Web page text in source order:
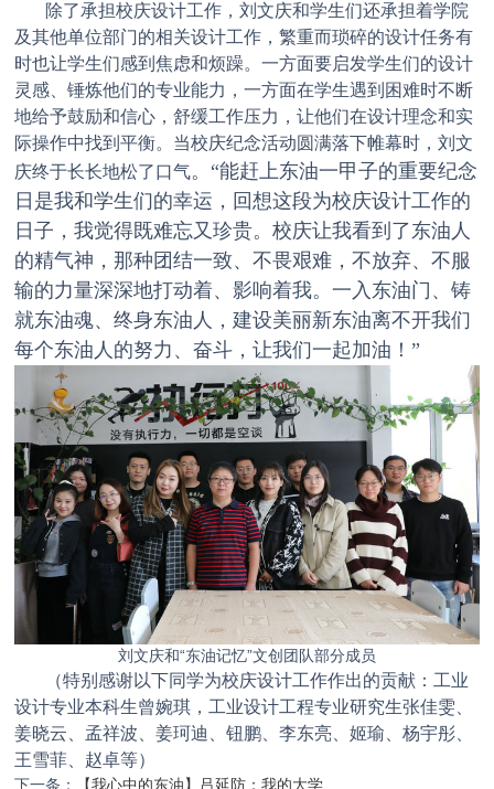
除了承担校庆设计工作，刘文庆和学生们还承担着学院
及其他单位部门的相关设计工作，繁重而琐碎的设计任务有
时也让学生们感到焦虑和烦躁。一方面要启发学生们的设计
灵感、锤炼他们的专业能力，一方面在学生遇到困难时不断
地给予鼓励和信心，舒缓工作压力，让他们在设计理念和实
际操作中找到平衡。当校庆纪念活动圆满落下帷幕时，刘文
庆终于长长地松了口气。“能赶上东油一甲子的重要纪念
日是我和学生们的幸运，回想这段为校庆设计工作的
日子，我觉得既难忘又珍贵。校庆让我看到了东油人
的精气神，那种团结一致、不畏艰难，不放弃、不服
输的力量深深地打动着、影响着我。一入东油门、铸
就东油魂、终身东油人，建设美丽新东油离不开我们
每个东油人的努力、奋斗，让我们一起加油！”
刘文庆和“东油记忆”文创团队部分成员
（特别感谢以下同学为校庆设计工作作出的贡献：工业
设计专业本科生曾婉琪，工业设计工程专业研究生张佳雯、
姜晓云、孟祥波、姜珂迪、钮鹏、李东亮、姬瑜、杨宇彤、
王雪菲、赵卓等）
下一条： 【我心中的东油】吕延防：我的大学